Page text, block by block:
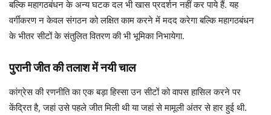
बल्कि महागठबंधन के अन्य घटक दल भी खास प्रदर्शन नहीं कर पाये हैं. यह
वर्गीकरण न केवल संगठन को लक्षित काम करने में मदद करेगा बल्कि महागठबंधन
के भीतर सीटों के संतुलित वितरण की भी भूमिका निभायेगा.
पुरानी जीत की तलाश में नयी चाल
कांग्रेस की रणनीति का एक बड़ा हिस्सा उन सीटों को वापस हासिल करने पर
केंद्रित है, जहां उसे पहले जीत मिली थी या जहां से मामूली अंतर से हार हुई थी.